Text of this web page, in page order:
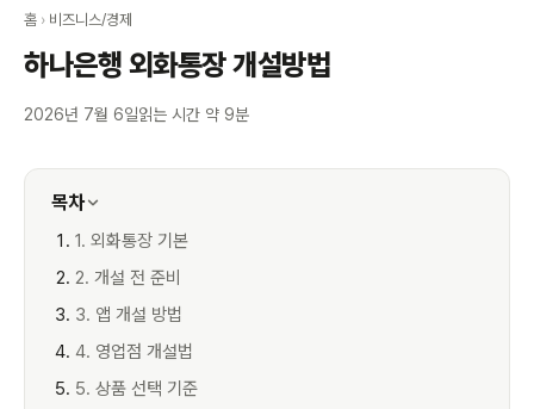
홈 › 비즈니스/경제
하나은행 외화통장 개설방법
2026년 7월 6일읽는 시간 약 9분
목차
1. 외화통장 기본
2. 개설 전 준비
3. 앱 개설 방법
4. 영업점 개설법
5. 상품 선택 기준